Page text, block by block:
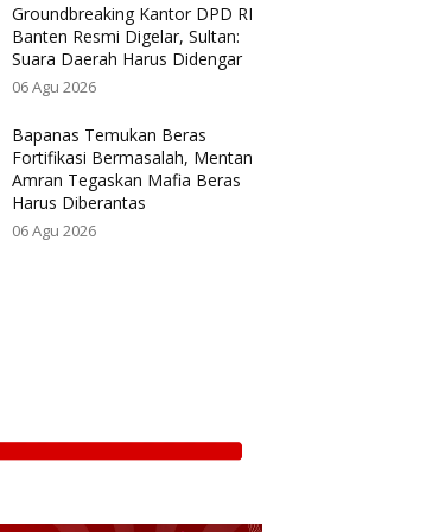
Groundbreaking Kantor DPD RI
Banten Resmi Digelar, Sultan:
Suara Daerah Harus Didengar
06 Agu 2026
Bapanas Temukan Beras
Fortifikasi Bermasalah, Mentan
Amran Tegaskan Mafia Beras
Harus Diberantas
06 Agu 2026